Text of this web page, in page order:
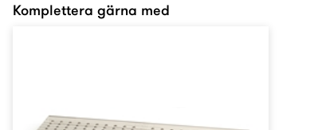
Komplettera gärna med